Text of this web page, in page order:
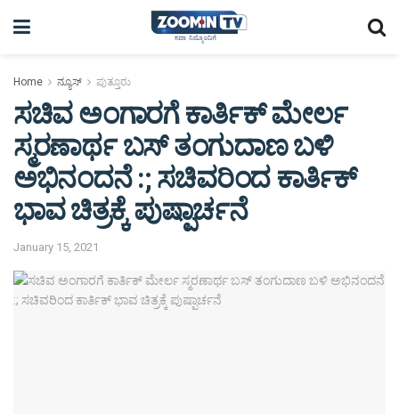
Home ನ್ಯೂಸ್ ಪುತ್ತೂರು
ಸಚಿವ ಅಂಗಾರಗೆ ಕಾರ್ತಿಕ್ ಮೇರ್ಲ
ಸ್ಮರಣಾರ್ಥ ಬಸ್ ತಂಗುದಾಣ ಬಳಿ
ಅಭಿನಂದನೆ :; ಸಚಿವರಿಂದ ಕಾರ್ತಿಕ್
ಭಾವ ಚಿತ್ರಕ್ಕೆ ಪುಷ್ಪಾರ್ಚನೆ
January 15, 2021